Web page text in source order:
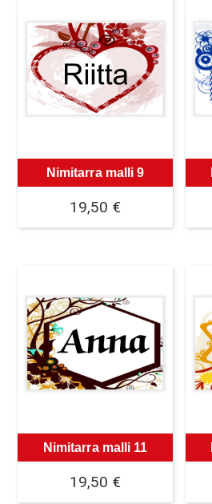
Nimitarra malli 9
19,50 €
Nimitarra malli 11
19,50 €